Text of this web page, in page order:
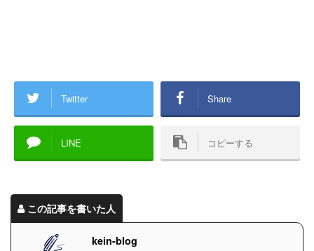
Twitter Share
LINE コピーする
この記事を書いた人
kein-blog